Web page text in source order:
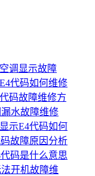
调显示故障
代码如何维修
码故障维修方
水故障维修
示E4代码如何
故障原因分析
码是什么意思
开机故障维